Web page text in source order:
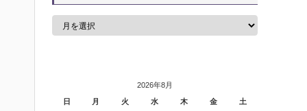
2026年8月
日
月 火 水 木 金 土